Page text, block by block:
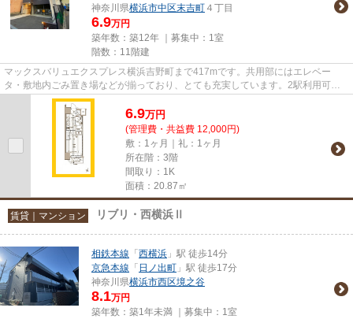
神奈川県横浜市中区末吉町 ４丁目
6.9万円
築年数：築12年 ｜募集中： 1室
階数：11階建
マックスバリュエクスプレス横浜吉野町まで417mです。共用部にはエレベー
タ・敷地内ごみ置き場などが揃っており、とても充実しています。2駅利用可能
な物件で目的地に応じて路線を選ぶ...
6.9万円
(管理費・共益費 12,000円)
敷：1ヶ月｜礼：1ヶ月
所在階：3階
間取り：1K
面積：20.87㎡
賃貸｜マンション リブリ・西横浜Ⅱ
相鉄本線 「 西横浜 」駅 徒歩14分
京急本線 「 日ノ出町 」駅 徒歩17分
神奈川県横浜市西区境之谷
8.1万円
築年数：築1年未満 ｜募集中： 1室